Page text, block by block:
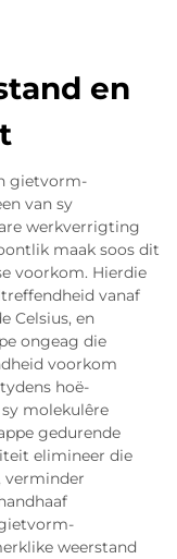
en
gietvorm-
van sy
werkverrigting
maak soos dit
voorkom. Hierdie
vanaf
Celsius, en
ongeag die
voorkom
hoë-
molekulêre
gedurende
elimineer die
verminder
weerstand